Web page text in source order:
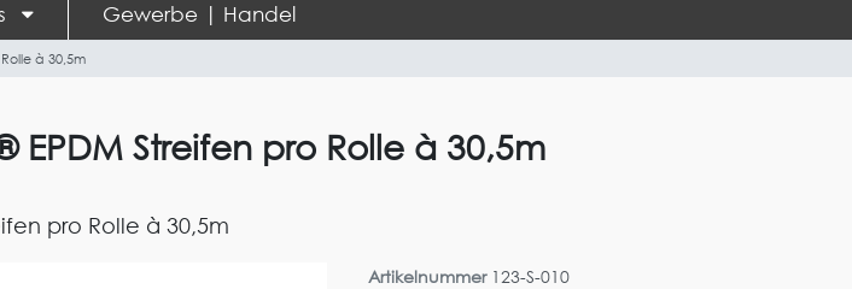
Gewerbe | Handel
à 30,5m
EPDM Streifen pro Rolle à 30,5m
pro Rolle à 30,5m
Artikelnummer 123-S-010